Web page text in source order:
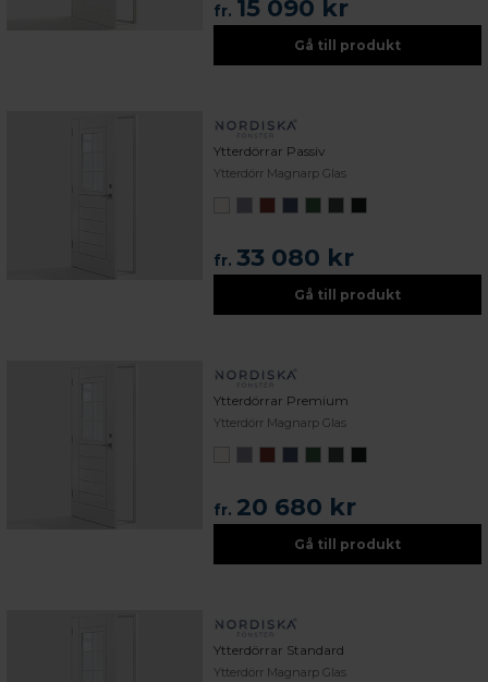
fr. 15 090 kr
Gå till produkt
Ytterdörrar Passiv
Ytterdörr Magnarp Glas
fr. 33 080 kr
Gå till produkt
Ytterdörrar Premium
Ytterdörr Magnarp Glas
fr. 20 680 kr
Gå till produkt
Ytterdörrar Standard
Ytterdörr Magnarp Glas